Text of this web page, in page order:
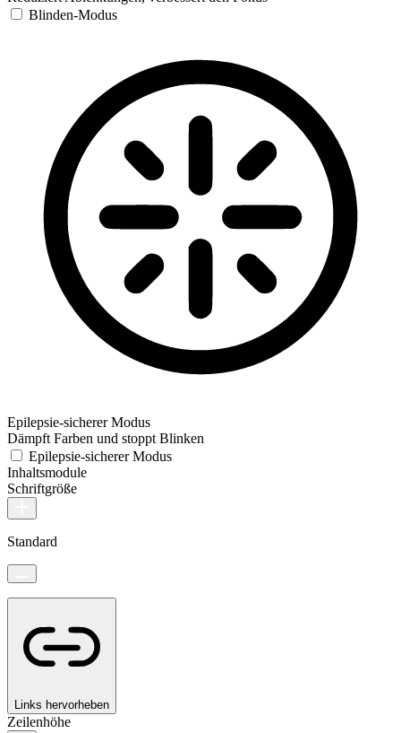
Blinden-Modus
Epilepsie-sicherer Modus
Dämpft Farben und stoppt Blinken
Epilepsie-sicherer Modus
Inhaltsmodule
Schriftgröße
Standard
Links hervorheben
Zeilenhöhe